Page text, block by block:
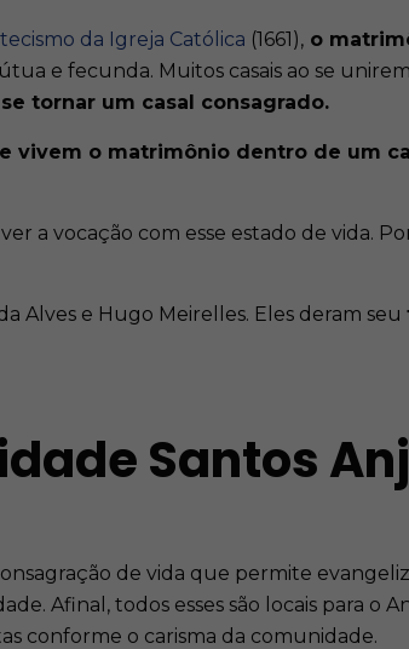
da Igreja Católica (1661), o
e fecunda. Muitos casais ao se
se tornar um casal consagrado.
vivem o matrimônio dentro de um
a vocação com esse estado de vida.
Alves e Hugo Meirelles. Eles deram seu
Santos
de vida que permite
Afinal, todos esses são locais para o
conforme o carisma da comunidade.